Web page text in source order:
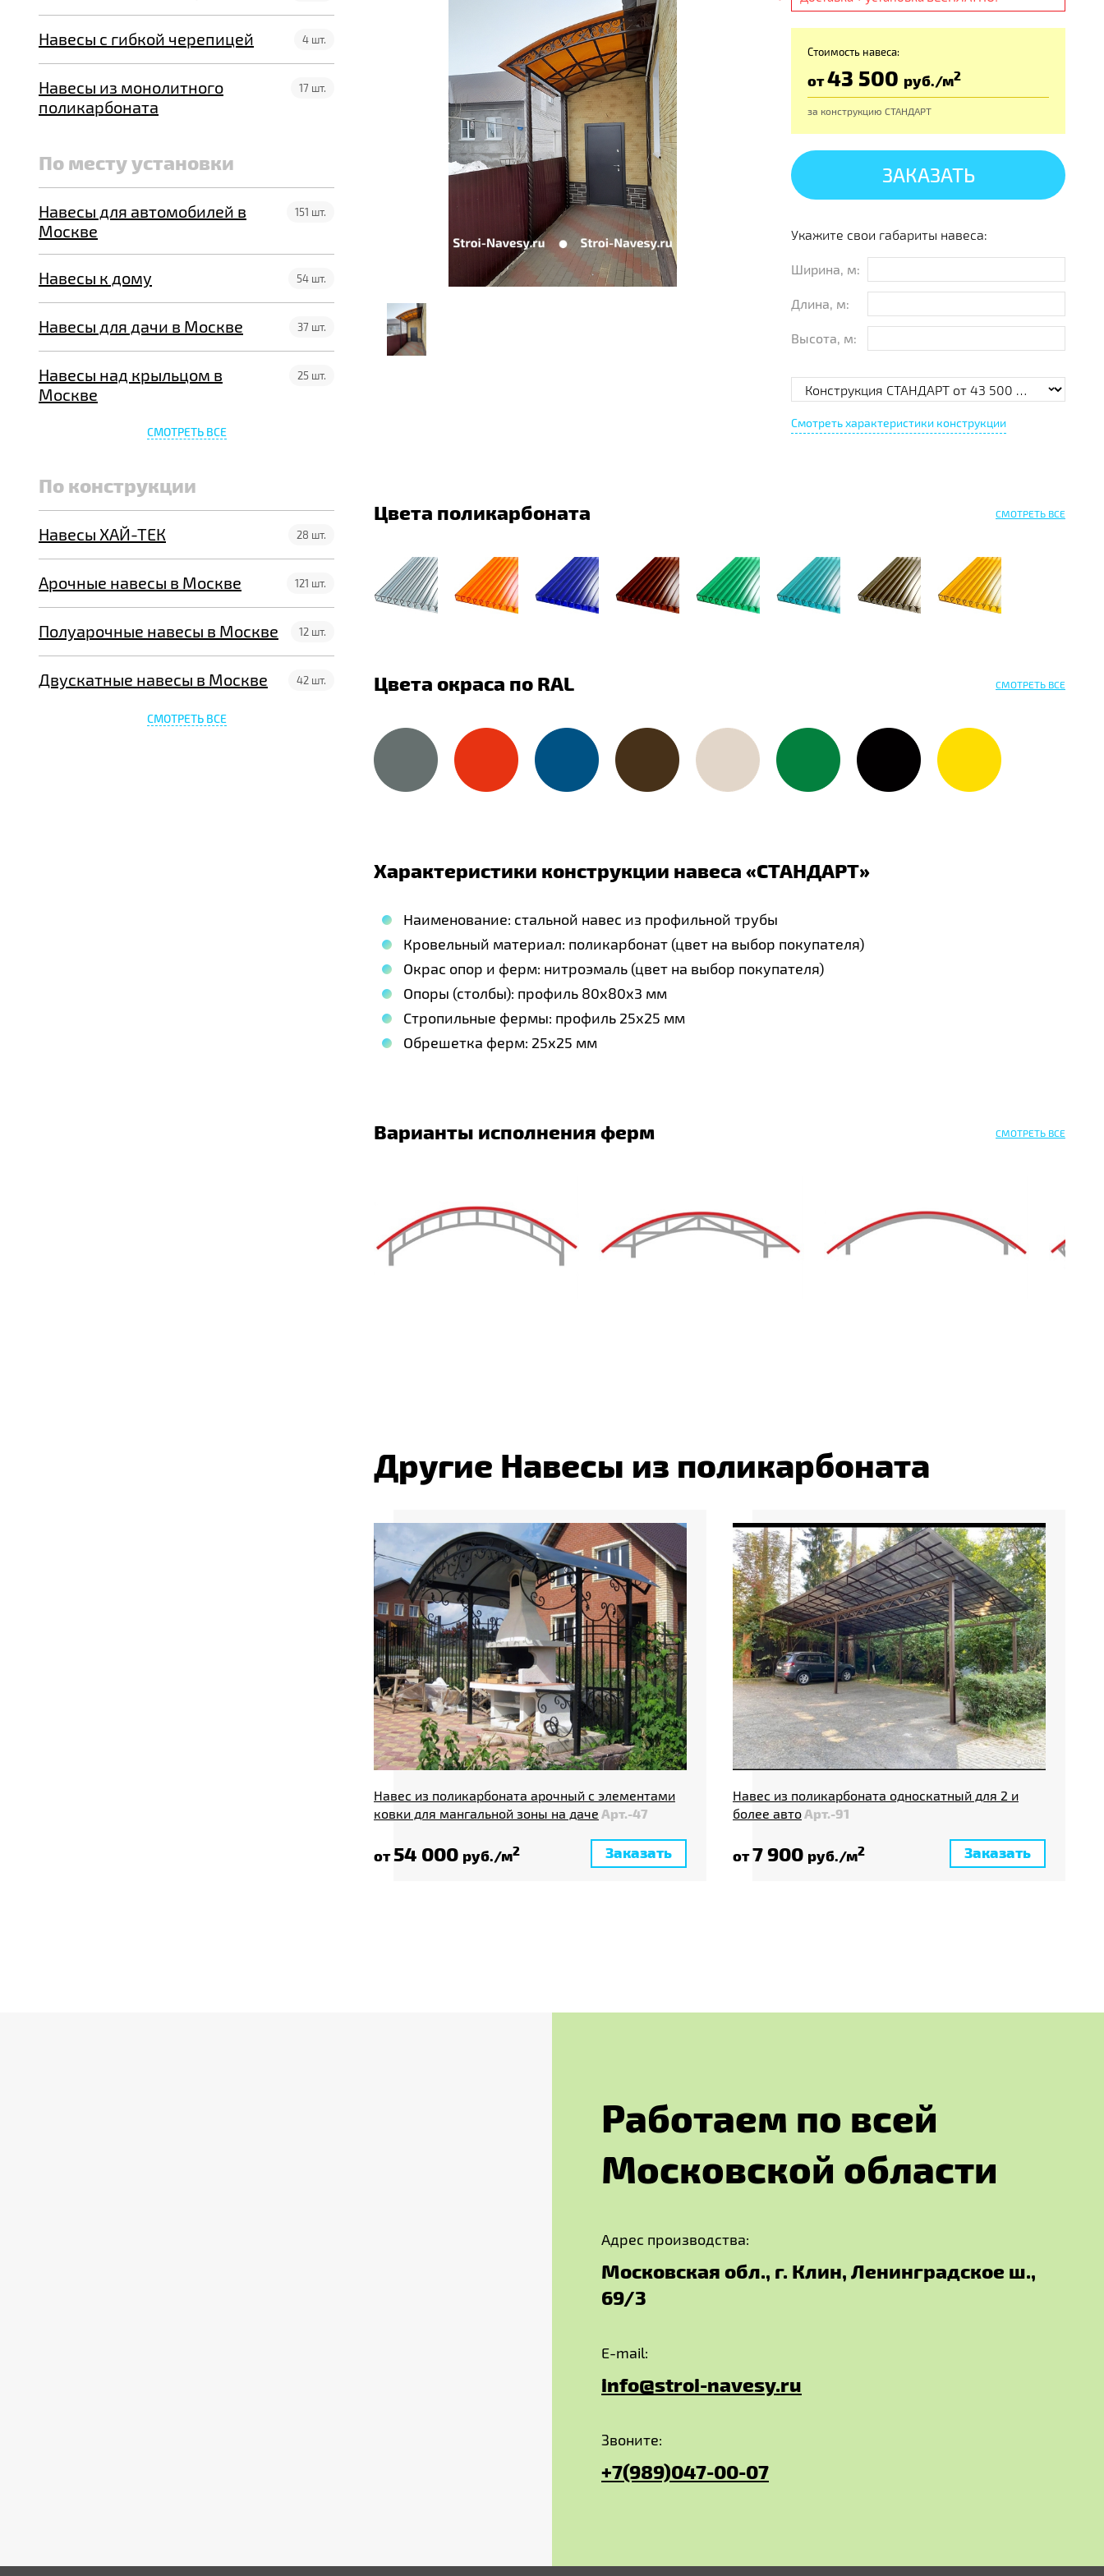
Навесы с гибкой черепицей 4 шт.
Навесы из монолитного
поликарбоната
17 шт.
По месту установки
Навесы для автомобилей в
Москве
151 шт.
Навесы к дому 54 шт.
Навесы для дачи в Москве 37 шт.
Навесы над крыльцом в
Москве
25 шт.
СМОТРЕТЬ ВСЕ
По конструкции
Навесы ХАЙ-ТЕК 28 шт.
Арочные навесы в Москве 121 шт.
Полуарочные навесы в Москве 12 шт.
Двускатные навесы в Москве 42 шт.
СМОТРЕТЬ ВСЕ
Стоимость навеса:
от43 500 руб./м2
за конструкцию СТАНДАРТ
ЗАКАЗАТЬ
Укажите свои габариты навеса:
Ширина, м:
Длина, м:
Высота, м:
Смотреть характеристики конструкции
Цвета поликарбоната СМОТРЕТЬ ВСЕ
Цвета окраса по RAL СМОТРЕТЬ ВСЕ
Характеристики конструкции навеса «СТАНДАРТ»
Наименование: стальной навес из профильной трубы
Кровельный материал: поликарбонат (цвет на выбор покупателя)
Окрас опор и ферм: нитроэмаль (цвет на выбор покупателя)
Опоры (столбы): профиль 80х80х3 мм
Стропильные фермы: профиль 25х25 мм
Обрешетка ферм: 25х25 мм
Варианты исполнения ферм СМОТРЕТЬ ВСЕ
Другие Навесы из поликарбоната
Навес из поликарбоната арочный с элементами
ковки для мангальной зоны на даче Арт.-47
от54 000 руб./м2 Заказать
Навес из поликарбоната односкатный для 2 и
более автоАрт.-91
от7 900 руб./м2 Заказать
Работаем по всей
Московской области
Адрес производства:
Московская обл., г. Клин, Ленинградское ш.,
69/3
E-mail:
info@stroi-navesy.ru
Звоните:
+7(989)047-00-07